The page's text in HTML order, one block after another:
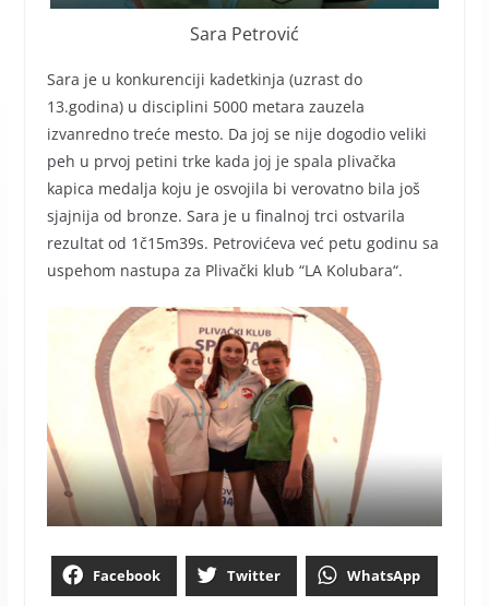
Sara Petrović
Sara je u konkurenciji kadetkinja (uzrast do
13.godina) u disciplini 5000 metara zauzela
izvanredno treće mesto. Da joj se nije dogodio veliki
peh u prvoj petini trke kada joj je spala plivačka
kapica medalja koju je osvojila bi verovatno bila još
sjajnija od bronze. Sara je u finalnoj trci ostvarila
rezultat od 1č15m39s. Petrovićeva već petu godinu sa
uspehom nastupa za Plivački klub “LA Kolubara“.
Facebook Twitter WhatsApp